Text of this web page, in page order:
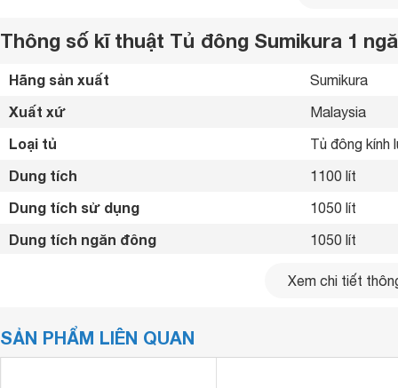
Thông số kĩ thuật Tủ đông Sumikura 1
Hãng sản xuất Sumikura
Xuất xứ Malaysia
Loại tủ Tủ đông kính
Dung tích 1100 lít
Dung tích sử dụng 1050 lít
Dung tích ngăn đông 1050 lít
2 cửa
Nhiệt độ ngăn đông
Xem chi tiết
SẢN PHẨM LIÊN QUAN